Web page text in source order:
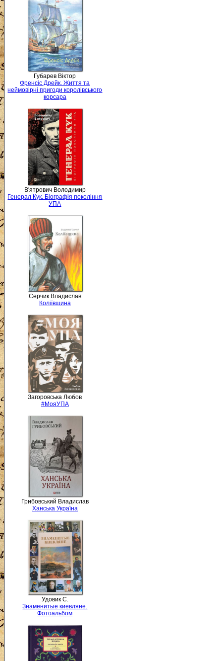
Губарев Віктор
Френсіс Дрейк. Життя та
неймовірні пригоди королівського
корсара
В'ятрович Володимир
Генерал Кук. Біографія покоління
УПА
Серчик Владислав
Коліївщина
Загоровська Любов
#МояУПА
Грибовський Владислав
Ханська Україна
Удовик С.
Знаменитые киевляне.
Фотоальбом